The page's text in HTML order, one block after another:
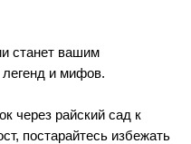
станет вашим
и мифов.
через райский сад к
постарайтесь избежать